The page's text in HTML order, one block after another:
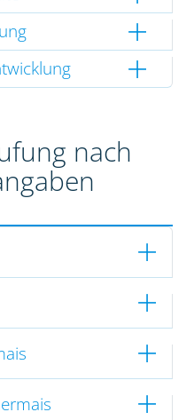
nach